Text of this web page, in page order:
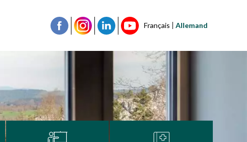
Français Allemand